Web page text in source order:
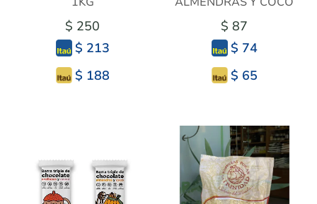
$ 250
$ 213
$ 188
$ 87
$ 74
$ 65